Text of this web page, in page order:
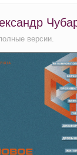
версии.